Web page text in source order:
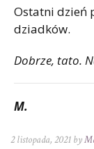
Ostatni dzień
dziadków.
Dobrze, tato.
M.
2 listopada, 2021 by